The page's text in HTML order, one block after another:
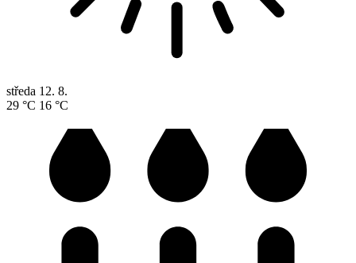
středa 12. 8.
29 °C 16 °C